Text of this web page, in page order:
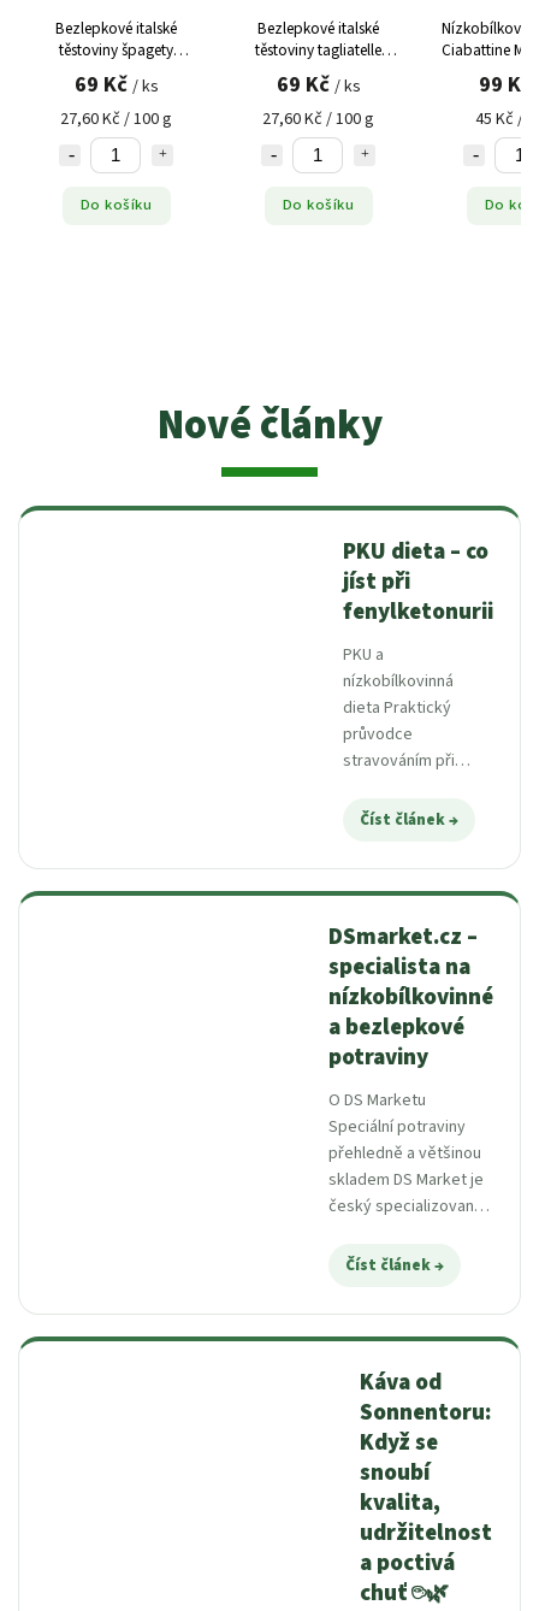
Bezlepkové italské
těstoviny špagety
Glutenex (250 g)
69 Kč / ks
27,60 Kč / 100 g
Do košíku
Bezlepkové italské
těstoviny tagliatelle
Glutenex (250 g)
69 Kč / ks
27,60 Kč / 100 g
Do košíku
Ciabattine
99 Kč
45 Kč /
Do
Nové články
PKU dieta – co
jíst při
fenylketonurii
PKU a
nízkobílkovinná
dieta Praktický
průvodce
stravováním při
dieta je individuálně
stravování s přísně
kontrolovaným
fenylalaninu...
Číst článek
DSmarket.cz –
specialista na
nízkobílkovinné
a bezlepkové
potraviny
O DS Marketu
Speciální potraviny
přehledně a většinou
skladem DS Market je
český specializovaný
především na
potraviny pro PKU,
bezlepkový...
Číst článek
Káva od
Sonnentoru:
Když se
snoubí
kvalita,
udržitelnost
a poctivá
chuť ☕🌿